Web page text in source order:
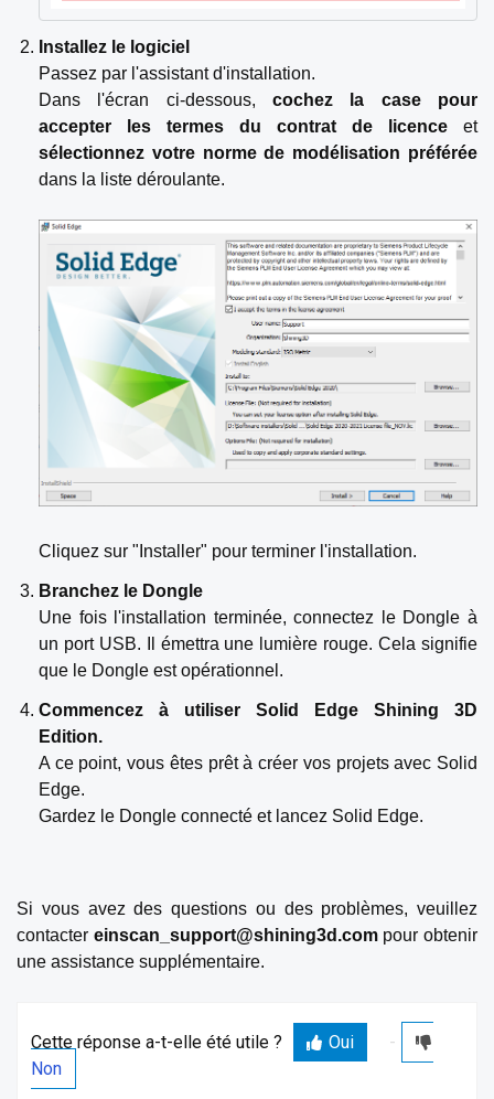
Installez le logiciel
Passez par l'assistant d'installation.
Dans l'écran ci-dessous, cochez la case pour
accepter les termes du contrat de licence et
sélectionnez votre norme de modélisation préférée
dans la liste déroulante.
Cliquez sur "Installer" pour terminer l'installation.
Branchez le Dongle
Une fois l'installation terminée, connectez le Dongle à
un port USB. Il émettra une lumière rouge. Cela signifie
que le Dongle est opérationnel.
Commencez à utiliser Solid Edge Shining 3D
Edition.
A ce point, vous êtes prêt à créer vos projets avec Solid
Edge.
Gardez le Dongle connecté et lancez Solid Edge.
Si vous avez des questions ou des problèmes, veuillez
contacter einscan_support@shining3d.compour obtenir
une assistance supplémentaire.
Cette réponse a-t-elle été utile ?
Oui
Non